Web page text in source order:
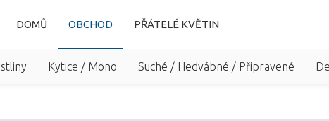
DOMŮ OBCHOD PŘÁTELÉ KVĚTIN
Kytice / Mono Suché / Hedvábné / Připravené